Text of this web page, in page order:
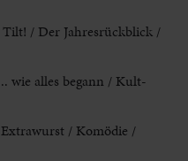
/ Der Jahresrückblick /
wie alles begann / Kult-
/ Komödie /